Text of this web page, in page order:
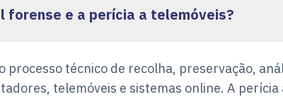
forense e a perícia a telemóveis?
processo técnico de recolha, preservação,
telemóveis e sistemas online. A perícia